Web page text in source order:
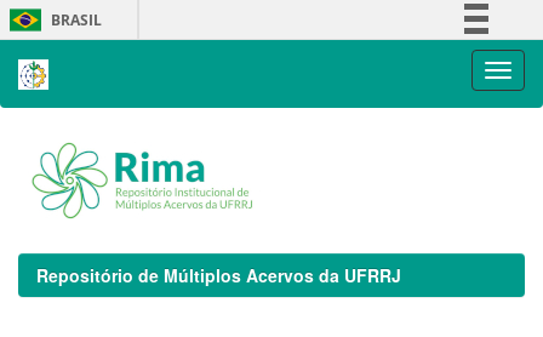
Skip
navigation
BRASIL
Repositório de Múltiplos Acervos da UFRRJ